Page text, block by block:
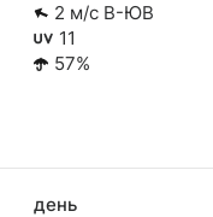
2 м/с В-ЮВ
11
57%
день